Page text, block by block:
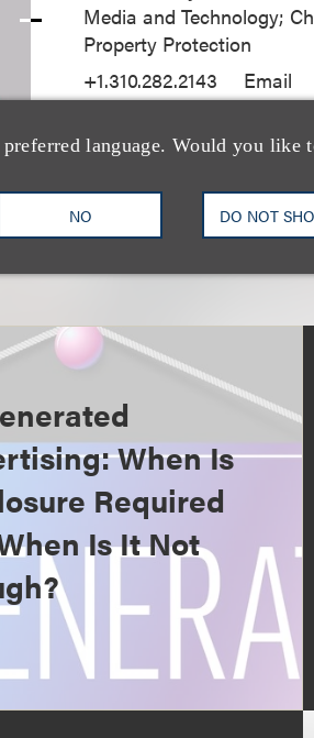
language. Would you like
NO DO NOT
Media and Technology;
Property Protection
+1.310.282.2143
Email
When Is
Required
Is It Not